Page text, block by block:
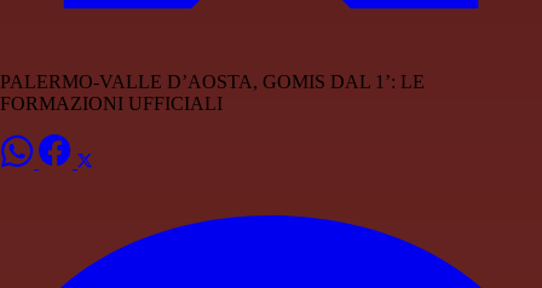
PALERMO-VALLE D’AOSTA, GOMIS DAL 1’: LE
FORMAZIONI UFFICIALI